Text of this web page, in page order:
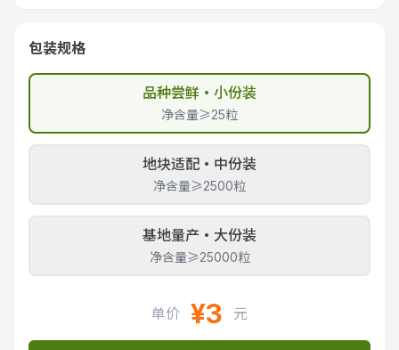
包装规格
品种尝鲜・小份装
净含量≥25粒
地块适配・中份装
净含量≥2500粒
基地量产・大份装
净含量≥25000粒
单价 ¥3 元